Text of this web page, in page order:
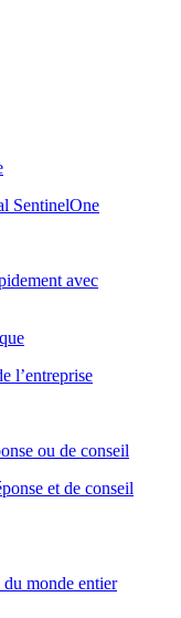
SentinelOne
avec
l’entreprise
ou de conseil
et de conseil
monde entier